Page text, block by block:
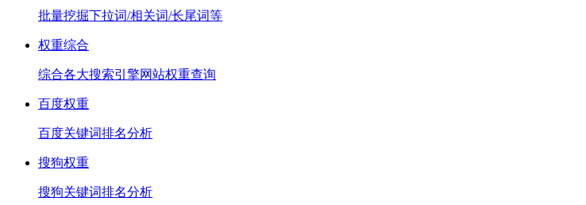
批量挖掘下拉词/相关词/长尾词等
权重综合
综合各大搜索引擎网站权重查询
百度权重
百度关键词排名分析
搜狗权重
搜狗关键词排名分析